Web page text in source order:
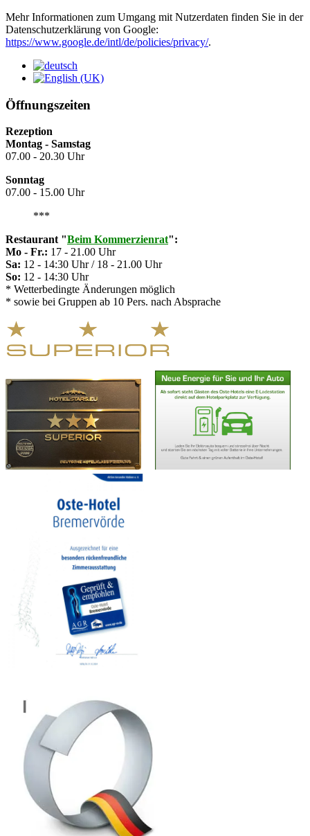
Mehr Informationen zum Umgang mit Nutzerdaten finden Sie in der
Datenschutzerklärung von Google:
https://www.google.de/intl/de/policies/privacy/.
Öffnungszeiten
Rezeption
Montag - Samstag
07.00 - 20.30 Uhr
Sonntag
07.00 - 15.00 Uhr
***
Restaurant "Beim Kommerzienrat":
Mo - Fr.: 17 - 21.00 Uhr
Sa: 12 - 14:30 Uhr / 18 - 21.00 Uhr
So: 12 - 14:30 Uhr
* Wetterbedingte Änderungen möglich
* sowie bei Gruppen ab 10 Pers. nach Absprache